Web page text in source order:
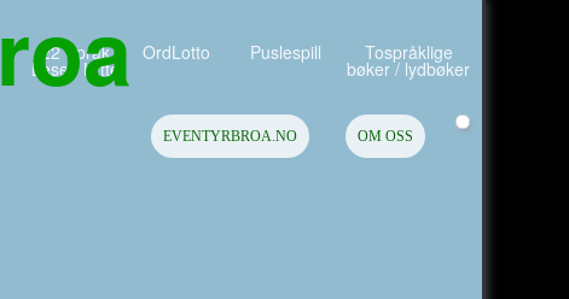
22 Språk
Lese / Lytte
OrdLotto Puslespill Tospråklige
bøker / lydbøker
OM OSS
EVENTYRBROA.NO